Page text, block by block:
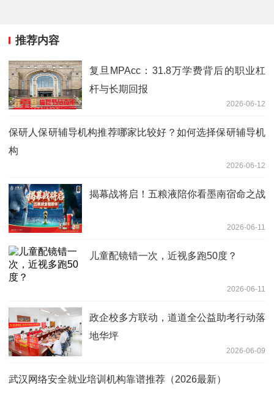
推荐内容
复旦MPAcc：31.8万学费背后的职业杠
杆与长期回报
2026-06-12
保研人保研辅导机构推荐哪家比较好？如何选择保研辅导机
构
2026-06-12
揭幕战将启！五粮液陪你看墨南宿命之战
2026-06-11
儿童配镜错一次，近视多跑50度？
2026-06-11
政企校多方联动，道道全公益助考行动落
地华坪
2026-06-09
武汉网络安全就业培训机构靠谱推荐（2026最新）